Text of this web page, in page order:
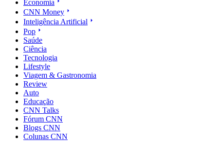
Economia
CNN Money
Inteligência Artificial
Pop
Saúde
Ciência
Tecnologia
Lifestyle
Viagem & Gastronomia
Review
Auto
Educação
CNN Talks
Fórum CNN
Blogs CNN
Colunas CNN